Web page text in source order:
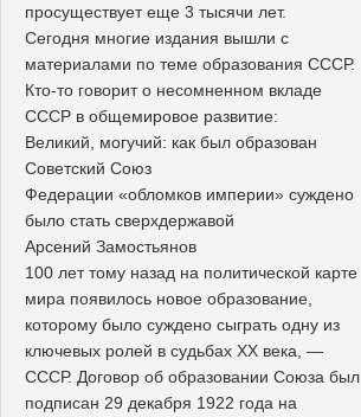
просуществует еще 3 тысячи лет.
Сегодня многие издания вышли с
материалами по теме образования СССР.
Кто-то говорит о несомненном вкладе
СССР в общемировое развитие:
Великий, могучий: как был образован
Советский Союз
Федерации «обломков империи» суждено
было стать сверхдержавой
Арсений Замостьянов
100 лет тому назад на политической карте
мира появилось новое образование,
которому было суждено сыграть одну из
ключевых ролей в судьбах ХХ века, —
СССР. Договор об образовании Союза был
подписан 29 декабря 1922 года на